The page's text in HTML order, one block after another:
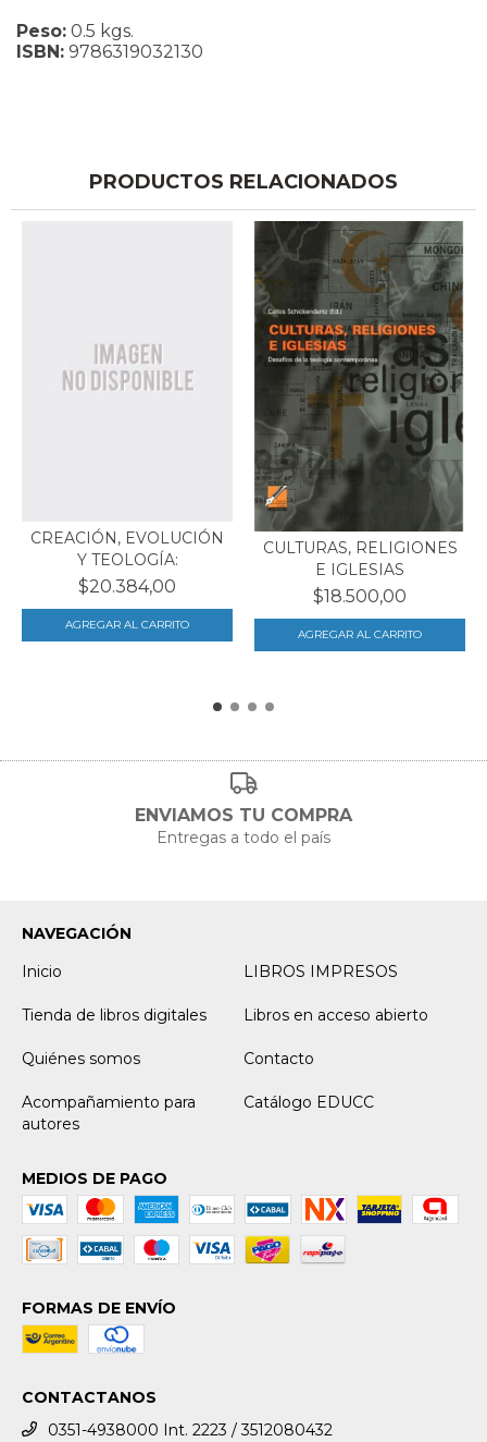
Peso: 0.5 kgs.
ISBN: 9786319032130
PRODUCTOS RELACIONADOS
CREACIÓN, EVOLUCIÓN
Y TEOLOGÍA:
$20.384,00
CULTURAS, RELIGIONES
E IGLESIAS
$18.500,00
ENVIAMOS TU COMPRA
Entregas a todo el país
NAVEGACIÓN
Inicio
LIBROS IMPRESOS
Tienda de libros digitales Libros en acceso abierto
Quiénes somos Contacto
Acompañamiento para
autores
Catálogo EDUCC
MEDIOS DE PAGO
FORMAS DE ENVÍO
CONTACTANOS
0351-4938000 Int. 2223 / 3512080432